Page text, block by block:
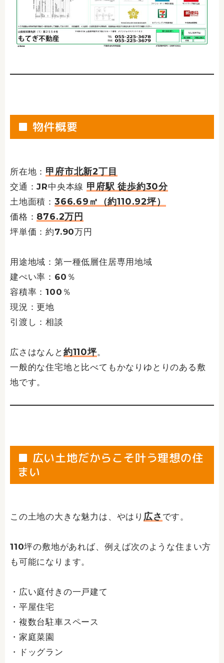
■ 物件概要
所在地： 甲府市北新2丁目
交通：JR中央本線 甲府駅 徒歩約30分
土地面積： 366.69㎡（約110.92坪）
価格： 876.2万円
坪単価：約7.90万円
用途地域：第一種低層住居専用地域
建ぺい率：60％
容積率：100％
現況：更地
引渡し：相談
広さはなんと 約110坪。
一般的な住宅地と比べてもかなりゆとりのある敷
地です。
■ 広い土地だからこそ叶う理想の住
まい
この土地の大きな魅力は、やはり 広さ です。
110坪の敷地があれば、例えば次のような住まい方
も可能になります。
・広い庭付きの一戸建て
・平屋住宅
・複数台駐車スペース
・家庭菜園
・ドッグラン